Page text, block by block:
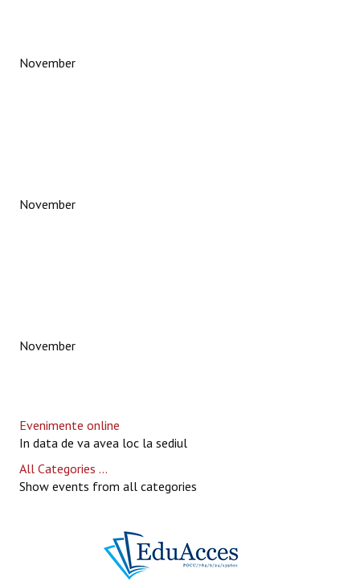
November
November
November
Evenimente online
In data de va avea loc la sediul
All Categories ...
Show events from all categories